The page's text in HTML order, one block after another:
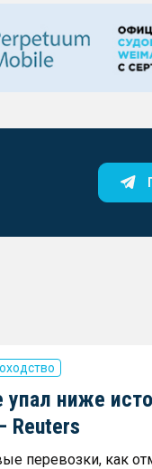
ниже
Reuters
перевозки, как